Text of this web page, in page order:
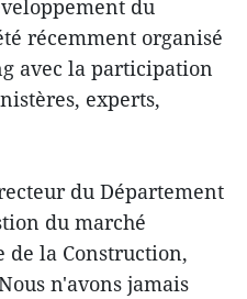
du
récemment organisé
avec la participation
experts,
du Département
du marché
la Construction,
n'avons jamais